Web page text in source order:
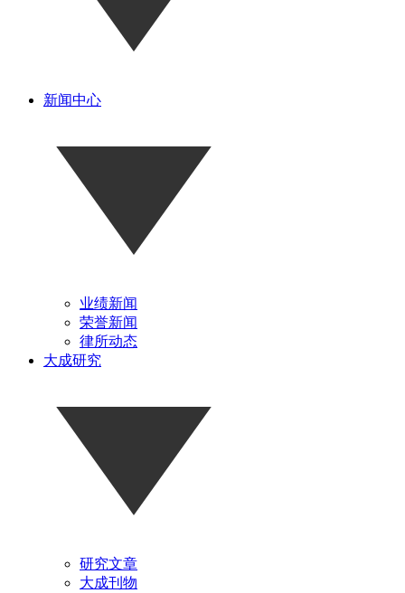
新闻中心
业绩新闻
荣誉新闻
律所动态
大成研究
研究文章
大成刊物